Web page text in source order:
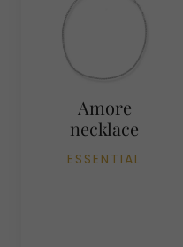
Amore
necklace
ESSENTIAL